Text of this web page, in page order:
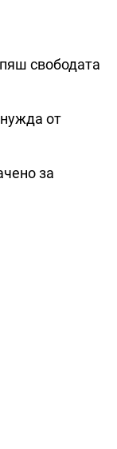
свободата
от
за